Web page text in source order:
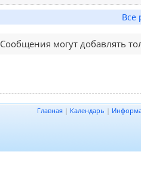
Все
Сообщения могут добавлять
Главная | Календарь |